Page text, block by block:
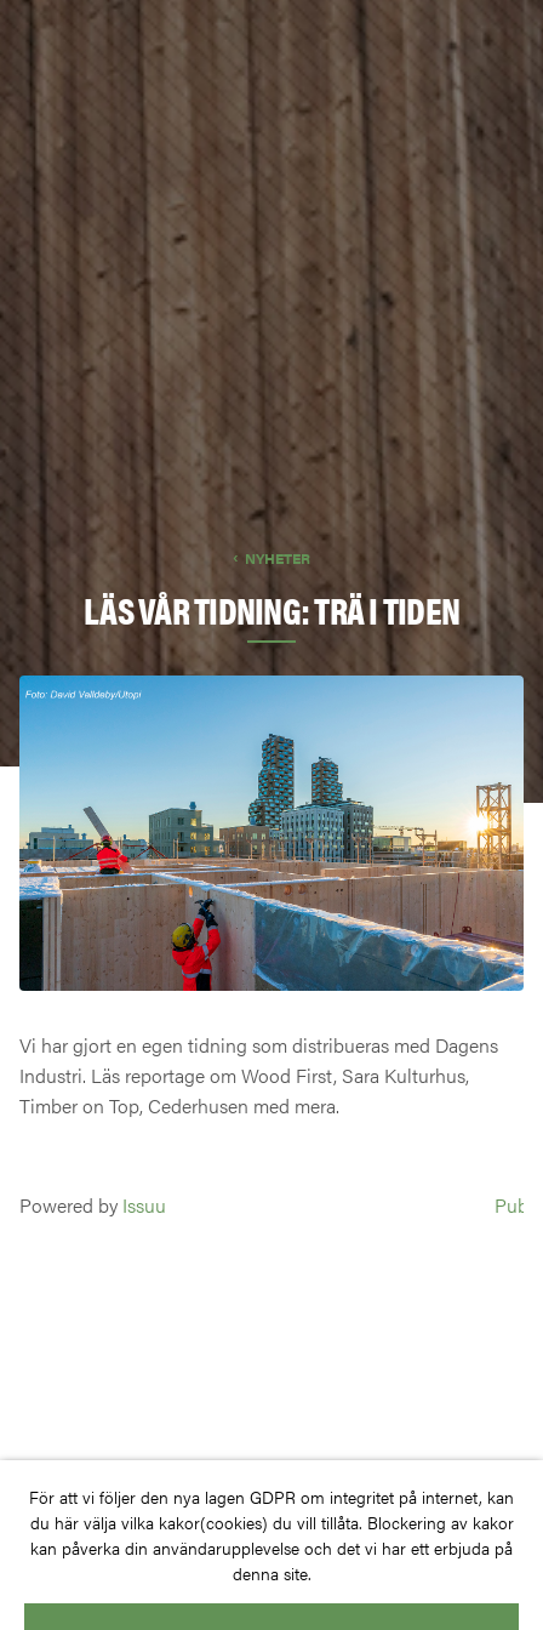
NYHETER
LÄS VÅR TIDNING: TRÄ I TIDEN
Vi har gjort en egen tidning som distribueras med Dagens
Industri. Läs reportage om Wood First, Sara Kulturhus,
Timber on Top, Cederhusen med mera.
Powered by Issuu
För att vi följer den nya lagen GDPR om integritet på internet, kan
du här välja vilka kakor(cookies) du vill tillåta. Blockering av kakor
kan påverka din användarupplevelse och det vi har ett erbjuda på
denna site.